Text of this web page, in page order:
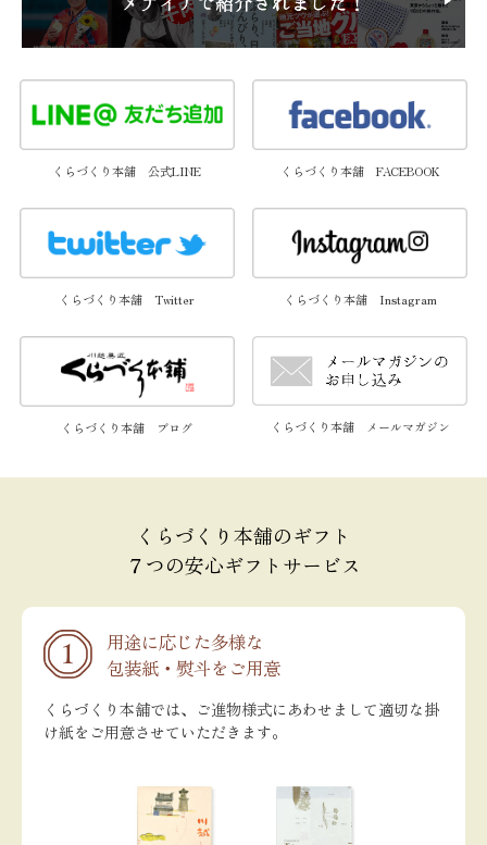
くらづくり本舗 公式LINE くらづくり本舗 FACEBOOK
くらづくり本舗 Twitter くらづくり本舗 Instagram
くらづくり本舗 ブログ くらづくり本舗 メールマガジン
くらづくり本舗のギフト
７つの安心ギフトサービス
用途に応じた多様な
包装紙・熨斗をご用意
くらづくり本舗では、ご進物様式にあわせまして適切な掛
け紙をご用意させていただきます。